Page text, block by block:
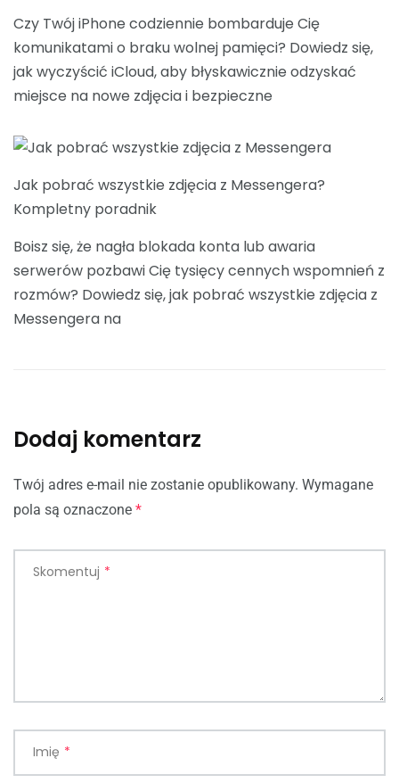
Czy Twój iPhone codziennie bombarduje Cię
komunikatami o braku wolnej pamięci? Dowiedz się,
jak wyczyścić iCloud, aby błyskawicznie odzyskać
miejsce na nowe zdjęcia i bezpieczne
Jak pobrać wszystkie zdjęcia z Messengera?
Kompletny poradnik
Boisz się, że nagła blokada konta lub awaria
serwerów pozbawi Cię tysięcy cennych wspomnień z
rozmów? Dowiedz się, jak pobrać wszystkie zdjęcia z
Messengera na
Dodaj komentarz
Twój adres e-mail nie zostanie opublikowany. Wymagane
pola są oznaczone *
Skomentuj *
Imię *